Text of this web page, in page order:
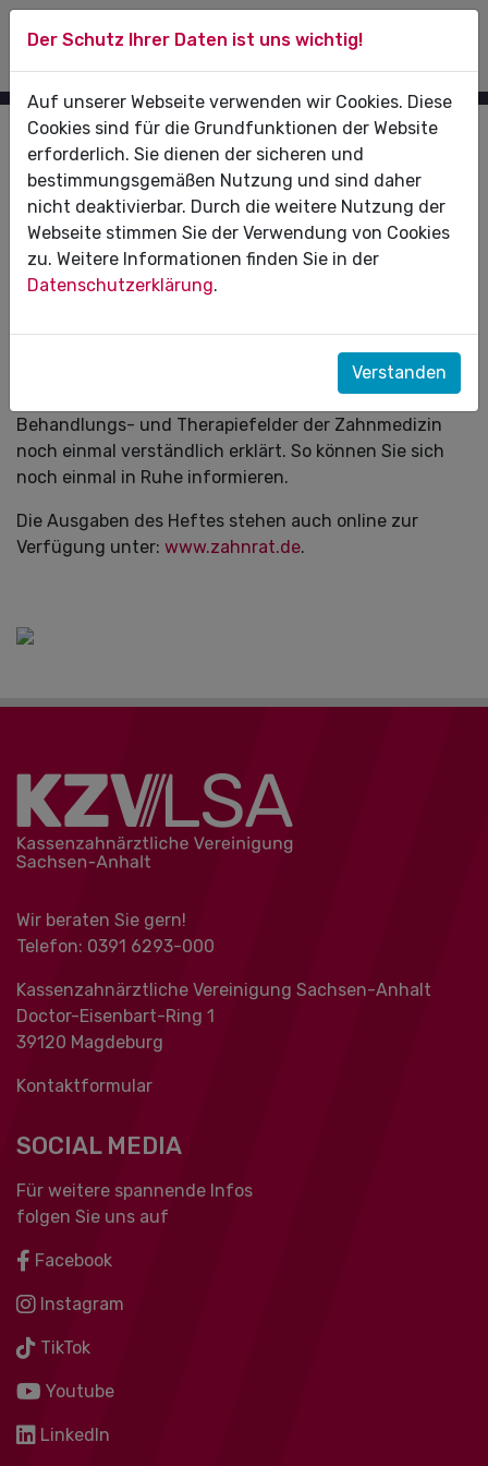
Patientenzeitung ZahnRat
Bei einer bevorstehenden Behandlung wird Ihnen Ihr
Zahnarzt umfassend erklären, welche Therapie für Sie
angemessen ist und welche Alternativen bestehen.
Sollten Sie nicht alles verstanden und sich nicht
getraut haben, noch einmal nachzufragen, erkundigen
Sie sich in Ihrer Praxis nach dem ZahnRat.
Patientenzeitschrift sind die vielfältigen
Behandlungs- und Therapiefelder der Zahnmedizin
noch einmal verständlich erklärt. So können Sie sich
noch einmal in Ruhe informieren.
Die Ausgaben des Heftes stehen auch online zur
Verfügung unter: www.zahnrat.de.
Wir beraten Sie gern!
Telefon: 0391 ‍6293-000
Kassenzahnärztliche Vereinigung Sachsen-Anhalt
Doctor-Eisenbart-Ring 1
39120 Magdeburg
Kontaktformular
SOCIAL MEDIA
Für weitere spannende Infos
folgen Sie uns auf
Facebook
Instagram
TikTok
Youtube
LinkedIn
Der Schutz Ihrer Daten ist uns wichtig!
Auf unserer Webseite verwenden wir Cookies. Diese
Cookies sind für die Grundfunktionen der Website
erforderlich. Sie dienen der sicheren und
bestimmungsgemäßen Nutzung und sind daher
nicht deaktivierbar. Durch die weitere Nutzung der
Webseite stimmen Sie der Verwendung von Cookies
zu. Weitere Informationen finden Sie in der
Datenschutzerklärung.
Verstanden